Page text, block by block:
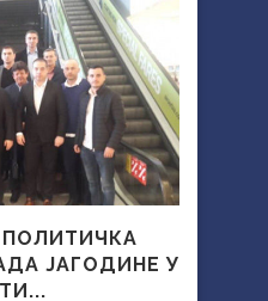
ЈАГОДИНЕ У